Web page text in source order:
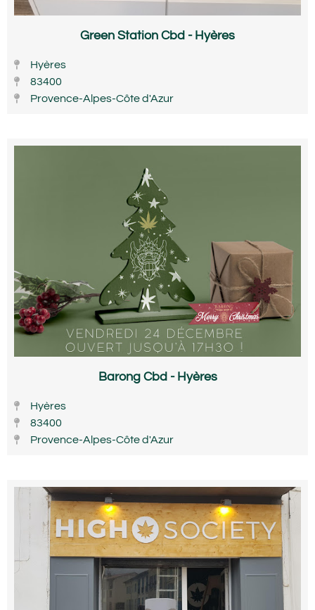
Green Station Cbd - Hyères
Hyères
83400
Provence-Alpes-Côte d'Azur
Barong Cbd - Hyères
Hyères
83400
Provence-Alpes-Côte d'Azur